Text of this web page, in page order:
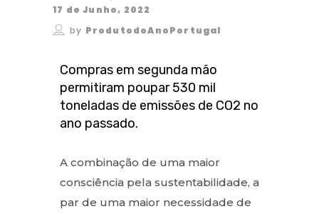
17 de Junho, 2022
by ProdutodoAnoPortugal
Compras em segunda mão
permitiram poupar 530 mil
toneladas de emissões de CO2 no
ano passado.
A combinação de uma maior
consciência pela sustentabilidade, a
par de uma maior necessidade de